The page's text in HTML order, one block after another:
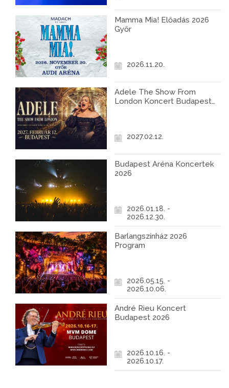
Mamma Mia! Előadás 2026
Győr
2026.11.20.
Adele The Show From
London Koncert Budapest
2027.02.12.
Budapest Aréna Koncertek
2026
2026.01.18. -
2026.12.30.
Barlangszínház 2026
Program
2026.05.15. -
2026.10.06.
André Rieu Koncert
Budapest 2026
2026.10.16. -
2026.10.17.